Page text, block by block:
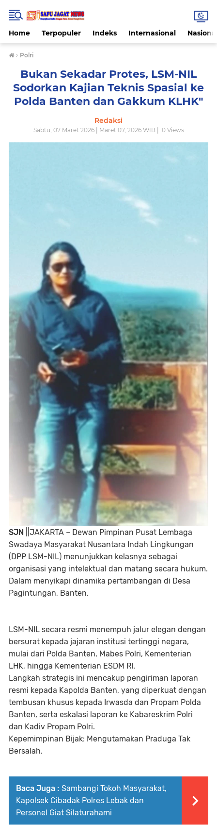
Home Terpopuler Indeks Internasional
› Polri
Bukan Sekadar Protes, LSM-NIL
Sodorkan Kajian Teknis Spasial ke
Polda Banten dan Gakkum KLHK"
Redaksi
Sabtu, 07 Maret 2026 | Maret 07, 2026 WIB | 0Views
SJN ||JAKARTA – Dewan Pimpinan Pusat Lembaga
Swadaya Masyarakat Nusantara Indah Lingkungan
(DPP LSM-NIL) menunjukkan kelasnya sebagai
organisasi yang intelektual dan matang secara hukum.
Dalam menyikapi dinamika pertambangan di Desa
Pagintungan, Banten.
LSM-NIL secara resmi menempuh jalur elegan dengan
bersurat kepada jajaran institusi tertinggi negara,
mulai dari Polda Banten, Mabes Polri, Kementerian
LHK, hingga Kementerian ESDM RI.
Langkah strategis ini mencakup pengiriman laporan
resmi kepada Kapolda Banten, yang diperkuat dengan
tembusan khusus kepada Irwasda dan Propam Polda
Banten, serta eskalasi laporan ke Kabareskrim Polri
dan Kadiv Propam Polri.
Kepemimpinan Bijak: Mengutamakan Praduga Tak
Bersalah.
Baca Juga : Sambangi Tokoh Masyarakat,
Kapolsek Cibadak Polres Lebak dan
Personel Giat Silaturahami